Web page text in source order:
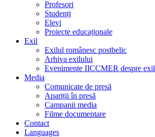
Profesori
Studenți
Elevi
Proiecte educaționale
Exil
Exilul românesc postbelic
Arhiva exilului
Evenimente IICCMER despre exil
Media
Comunicate de presă
Apariții în presă
Campanii media
Filme documentare
Contact
Languages